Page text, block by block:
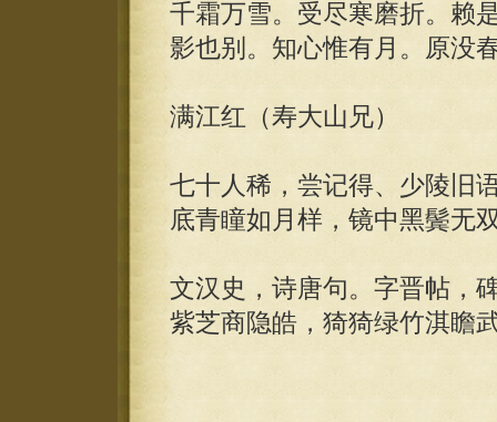
千霜万雪。受尽寒磨折。赖
影也别。知心惟有月。原没
满江红（寿大山兄）
七十人稀，尝记得、少陵旧
底青瞳如月样，镜中黑鬓无
文汉史，诗唐句。字晋帖，
紫芝商隐皓，猗猗绿竹淇瞻